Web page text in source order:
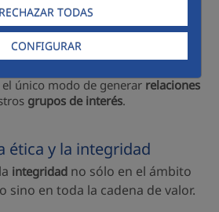
RECHAZAR TODAS
CONFIGURAR
de actuar de manera
; desde el equipo directivo hasta el
la organización.
único modo de generar relaciones
grupos de interés.
ética y la integridad
integridad no sólo en el ámbito
sino en toda la cadena de valor.